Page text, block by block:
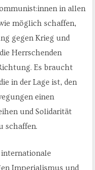
in allen
möglich schaffen,
gegen Krieg und
Herrschenden
Es braucht
in der Lage ist, den
einen
und Solidarität
schaffen.